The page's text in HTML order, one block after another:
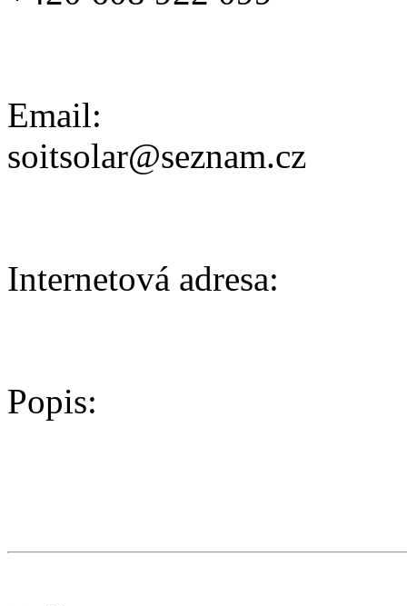
Email:
soitsolar@seznam.cz
Internetová adresa:
Popis: